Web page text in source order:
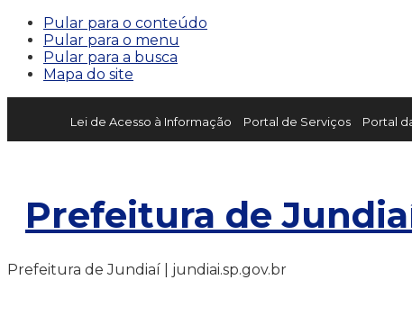
Pular para o conteúdo
Pular para o menu
Pular para a busca
Mapa do site
Lei de Acesso à Informação Portal de Serviços Portal
Prefeitura de
Prefeitura de Jundiaí | jundiai.sp.gov.br